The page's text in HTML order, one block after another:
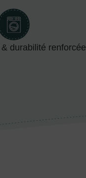
durabilité renforcée